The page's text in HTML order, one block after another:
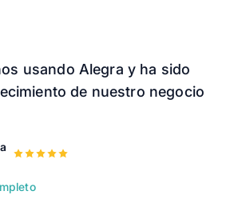
usando Alegra y ha sido
de nuestro negocio